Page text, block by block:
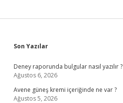
Sidebar
Son Yazılar
Deney raporunda bulgular nasıl yazılır ?
Ağustos 6, 2026
Avene güneş kremi içeriğinde ne var ?
Ağustos 5, 2026